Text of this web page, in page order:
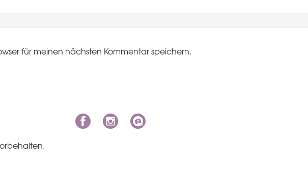
für meinen nächsten Kommentar speichern.